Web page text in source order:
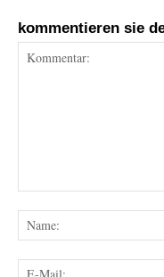
kommentieren sie